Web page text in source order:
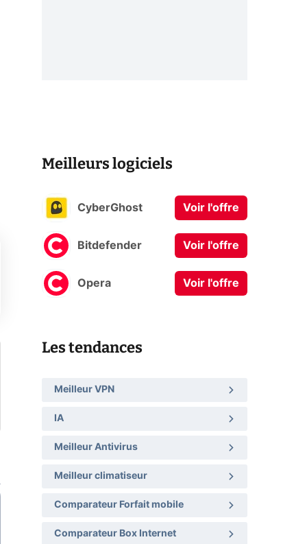
Meilleurs logiciels
CyberGhost Voir l'offre
Bitdefender Voir l'offre
Opera Voir l'offre
Les tendances
Meilleur VPN
IA
Meilleur Antivirus
Meilleur climatiseur
Comparateur Forfait mobile
Comparateur Box Internet